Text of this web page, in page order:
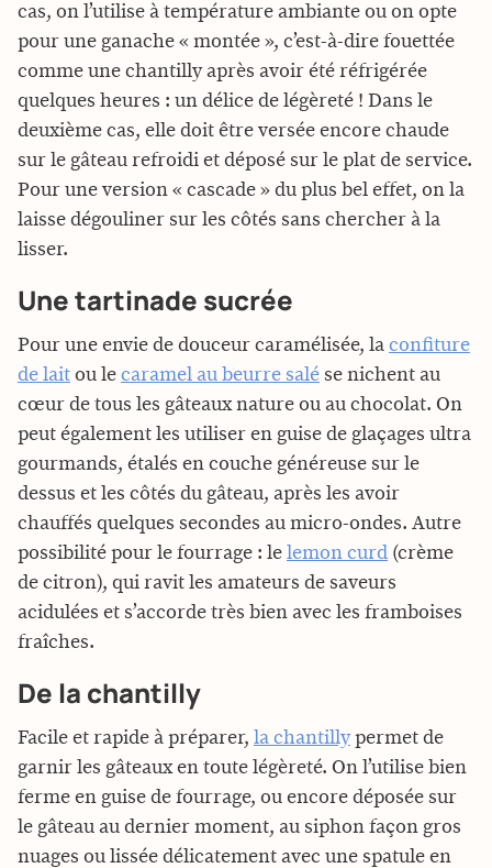
cas, on l’utilise à température ambiante ou on opte
pour une ganache « montée », c’est-à-dire fouettée
comme une chantilly après avoir été réfrigérée
quelques heures : un délice de légèreté ! Dans le
deuxième cas, elle doit être versée encore chaude
sur le gâteau refroidi et déposé sur le plat de service.
Pour une version « cascade » du plus bel effet, on la
laisse dégouliner sur les côtés sans chercher à la
lisser.
Une tartinade sucrée
Pour une envie de douceur caramélisée, la confiture
de lait ou le caramel au beurre salé se nichent au
cœur de tous les gâteaux nature ou au chocolat. On
peut également les utiliser en guise de glaçages ultra
gourmands, étalés en couche généreuse sur le
dessus et les côtés du gâteau, après les avoir
chauffés quelques secondes au micro-ondes. Autre
possibilité pour le fourrage : le lemon curd (crème
de citron), qui ravit les amateurs de saveurs
acidulées et s’accorde très bien avec les framboises
fraîches.
De la chantilly
Facile et rapide à préparer, la chantillypermet de
garnir les gâteaux en toute légèreté. On l’utilise bien
ferme en guise de fourrage, ou encore déposée sur
le gâteau au dernier moment, au siphon façon gros
nuages ou lissée délicatement avec une spatule en